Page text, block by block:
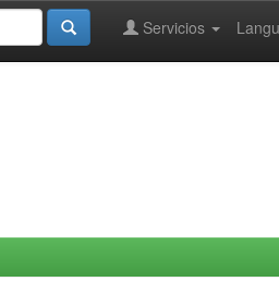
Servicios